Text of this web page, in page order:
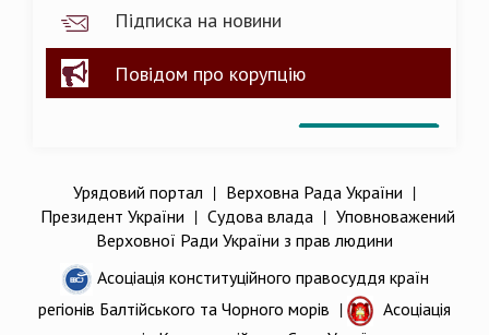
Підписка на новини
Повідом про корупцію
Урядовий портал | Верховна Рада України |
Президент України | Судова влада| Уповноважений
Верховної Ради України з прав людини
Асоціація конституційного правосуддя країн
регіонів Балтійського та Чорного морів |
Асоціація